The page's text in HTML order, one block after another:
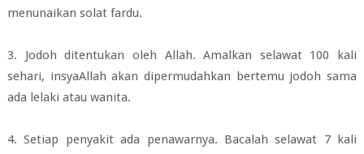
menunaikan solat fardu.
3. Jodoh ditentukan oleh Allah. Amalkan selawat 100 kali
sehari, insyaAllah akan dipermudahkan bertemu jodoh sama
ada lelaki atau wanita.
4. Setiap penyakit ada penawarnya. Bacalah selawat 7 kali